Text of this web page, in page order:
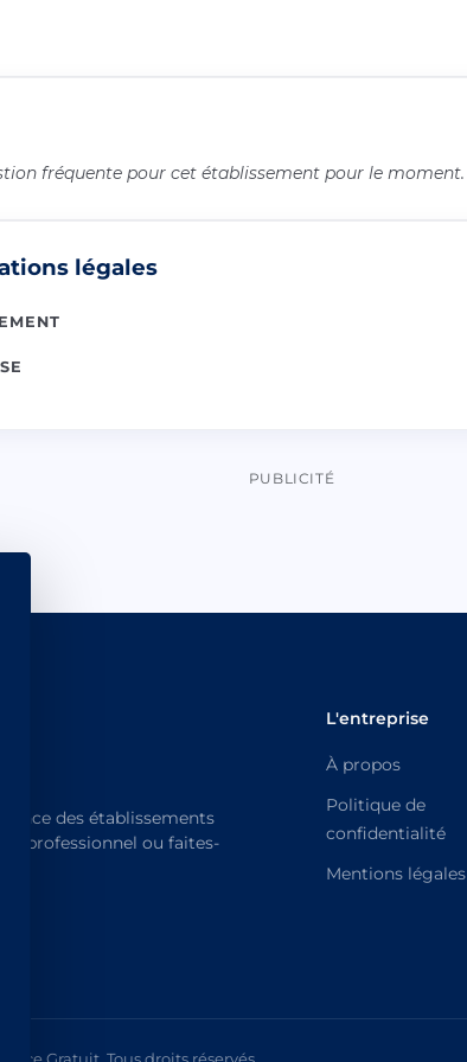
fréquente pour cet établissement pour le moment.
légales
PUBLICITÉ
des établissements
un professionnel ou faites-
L'entreprise
À propos
Politique de
confidentialité
Mentions légales
Gratuit. Tous droits réservés.